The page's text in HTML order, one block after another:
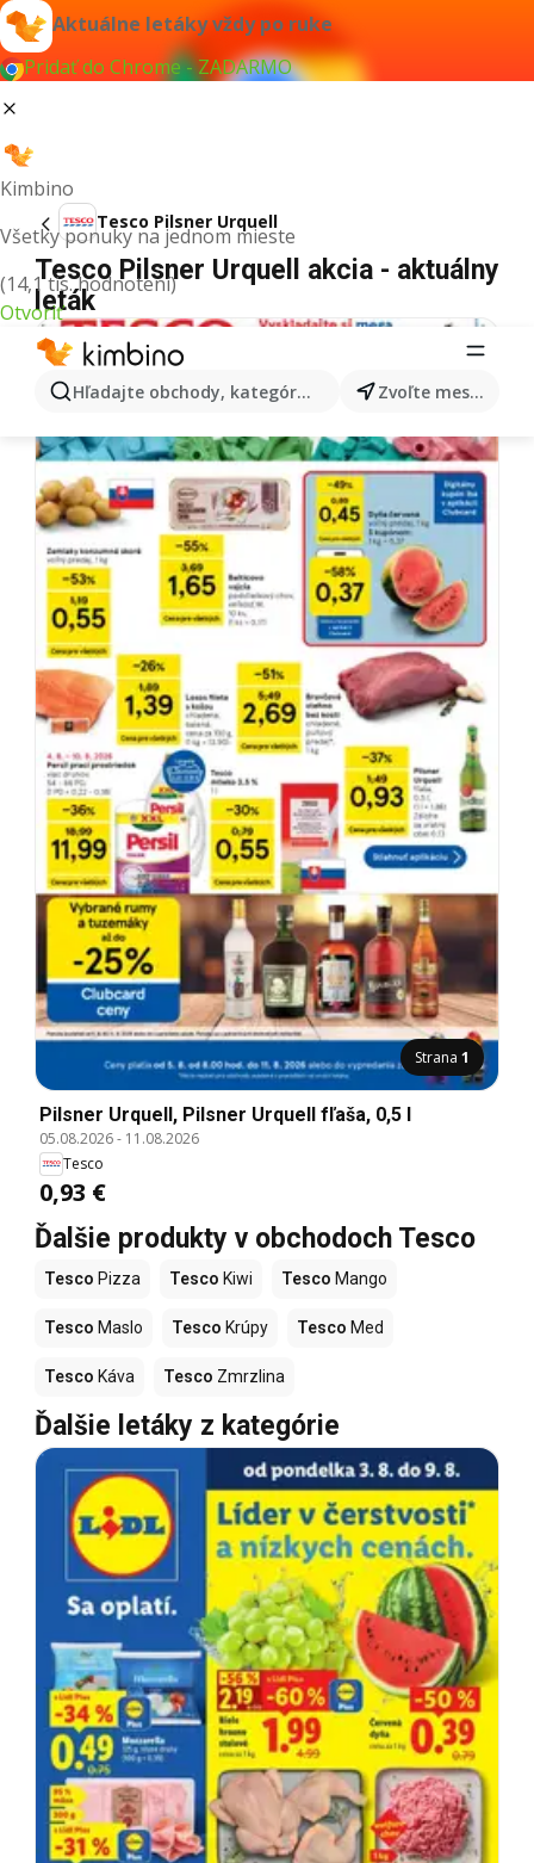
Aktuálne letáky vždy po ruke
Pridať do Chrome - ZADARMO
Kimbino
Všetky ponuky na jednom mieste
(14,1 tis. hodnotení)
Otvoriť
Hľadajte obchody, kategórie, produkty... Zvoľte mesto
Tesco Pilsner Urquell
Tesco Pilsner Urquell akcia - aktuálny
leták
Strana 1
Pilsner Urquell, Pilsner Urquell fľaša, 0,5 l
05.08.2026- 11.08.2026
Tesco
0,93 €
Ďalšie produkty v obchodoch Tesco
Tesco Pizza Tesco Kiwi Tesco Mango
Tesco Maslo Tesco Krúpy Tesco Med
Tesco Káva Tesco Zmrzlina
Ďalšie letáky z kategórie